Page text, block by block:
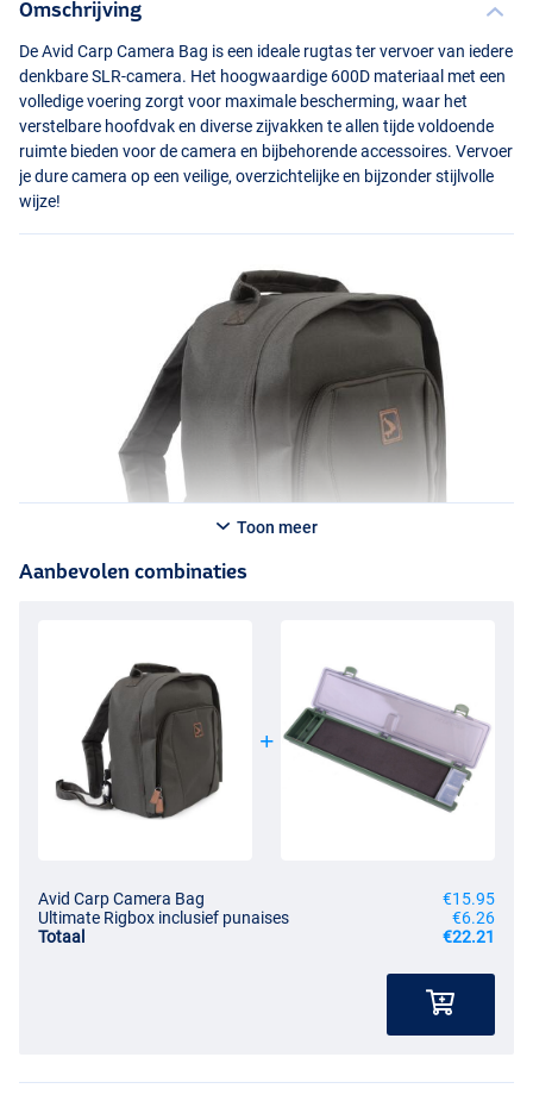
Omschrijving
De Avid Carp Camera Bag is een ideale rugtas ter vervoer van iedere
denkbareSLR-camera. Het hoogwaardige 600D materiaal met een
volledige voering zorgt voor maximale bescherming, waar het
verstelbare hoofdvak en diverse zijvakken te allen tijde voldoende
ruimte bieden voor de camera en bijbehorende accessoires. Vervoer
je dure camera op een veilige, overzichtelijke en bijzonder stijlvolle
wijze!
Toon meer
Aanbevolen combinaties
Avid Carp Camera Bag
€15.95
Ultimate Rigbox inclusief punaises
€6.26
Totaal
€22.21